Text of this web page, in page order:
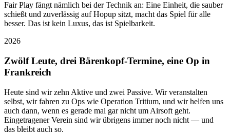
Fair Play fängt nämlich bei der Technik an: Eine Einheit, die sauber
schießt und zuverlässig auf Hopup sitzt, macht das Spiel für alle
besser. Das ist kein Luxus, das ist Spielbarkeit.
2026
Zwölf Leute, drei Bärenkopf-Termine, eine Op in
Frankreich
Heute sind wir zehn Aktive und zwei Passive. Wir veranstalten
selbst, wir fahren zu Ops wie Operation Tritium, und wir helfen uns
auch dann, wenn es gerade mal gar nicht um Airsoft geht.
Eingetragener Verein sind wir übrigens immer noch nicht — und
das bleibt auch so.